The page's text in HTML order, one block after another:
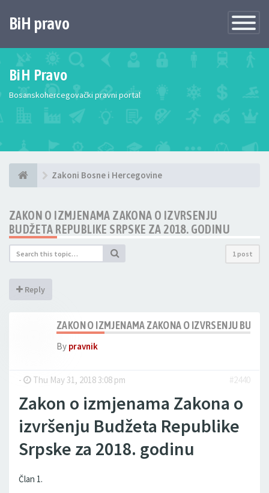
Toggle
BiH pravo
BiH Pravo
Bosanskohercegovački pravni portal
Zakoni Bosne i Hercegovine
ZAKON O IZMJENAMA ZAKONA O IZVRSENJU
BUDŽETA REPUBLIKE SRPSKE ZA 2018. GODINU
1 post
Reply
ZAKON O IZMJENAMA ZAKONA O IZVRSENJU
By pravnik
- Thu May 31, 2018 3:08 pm #2440
Zakon o izmjenama Zakona o
izvršenju Budžeta Republike
Srpske za 2018. godinu
Član 1.